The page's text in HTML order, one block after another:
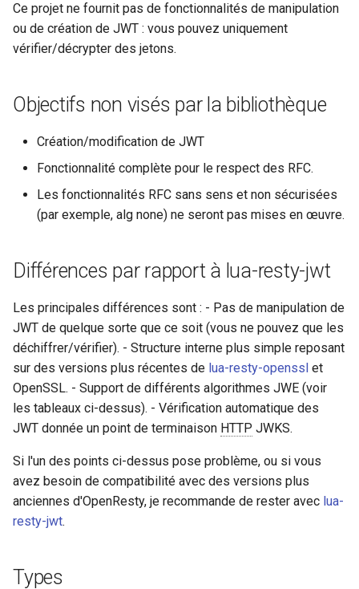
compression-vary
concat
cookie-flag
coolkit
dav-ext
dynamic-etag
dynamic-limit-req
echo
error-log-write
eval
jwks.fetch_jwks
jwks.verify_jwt_with_jwks
référence
Exécuter des tests
Configuration
Exécuter
Exécuter des benchmarks
Augmenter les limites sysctl
Lancer des tests
GitHub
Ce projet ne fournit pas de fonctionnalités de manipulation
ou de création de JWT : vous pouvez uniquement
vérifier/décrypter des jetons.
Objectifs non visés par la bibliothèque
Création/modification de JWT
Fonctionnalité complète pour le respect des RFC.
Les fonctionnalités RFC sans sens et non sécurisées
(par exemple, alg none) ne seront pas mises en œuvre.
Différences par rapport à lua-resty-jwt
Les principales différences sont : - Pas de manipulation de
JWT de quelque sorte que ce soit (vous ne pouvez que les
déchiffrer/vérifier). - Structure interne plus simple reposant
sur des versions plus récentes de lua-resty-openssl et
OpenSSL. - Support de différents algorithmes JWE (voir
les tableaux ci-dessus). - Vérification automatique des
JWT donnée un point de terminaison HTTP JWKS.
Si l'un des points ci-dessus pose problème, ou si vous
avez besoin de compatibilité avec des versions plus
anciennes d'OpenResty, je recommande de rester avec lua-
resty-jwt.
Types